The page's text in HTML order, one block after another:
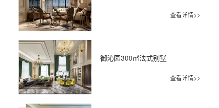
查看详情>>
御沁园300㎡法式别墅
查看详情>>